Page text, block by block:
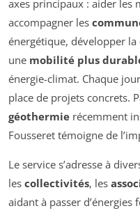
axes principaux : aider les
accompagner les
énergétique, développer la
une mobilité plus
énergie-climat. Chaque
place de projets concrets.
géothermie récemment
Fousseret témoigne de
Le service s’adresse à
les collectivités, les
aidant à passer d’énergies